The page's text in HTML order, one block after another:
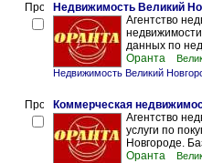
Недвижимость Великий
Агентство
данных по
Оранта
Недвижимость Великий
Коммерческая
Агентство
услуги по
Новгороде.
Оранта